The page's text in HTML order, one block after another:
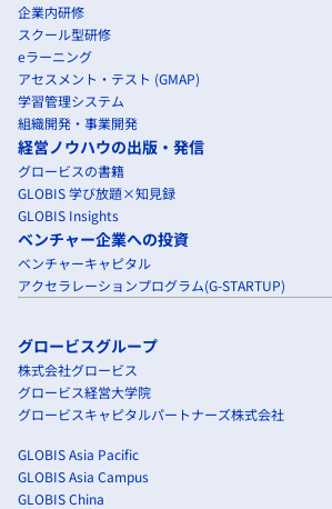
企業内研修
スクール型研修
eラーニング
アセスメント・テスト (GMAP)
学習管理システム
組織開発・事業開発
経営ノウハウの出版・発信
グロービスの書籍
GLOBIS 学び放題×知見録
GLOBIS Insights
ベンチャー企業への投資
ベンチャーキャピタル
アクセラレーションプログラム(G-STARTUP)
グロービスグループ
株式会社グロービス
グロービス経営大学院
グロービスキャピタルパートナーズ株式会社
GLOBIS Asia Pacific
GLOBIS Asia Campus
GLOBIS China